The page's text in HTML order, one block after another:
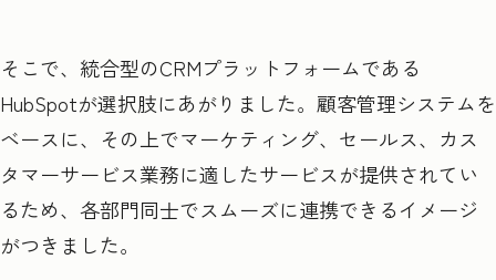
そこで、統合型のCRMプラットフォームである
HubSpotが選択肢にあがりました。顧客管理システムを
ベースに、その上でマーケティング、セールス、カス
タマーサービス業務に適したサービスが提供されてい
るため、各部門同士でスムーズに連携できるイメージ
がつきました。